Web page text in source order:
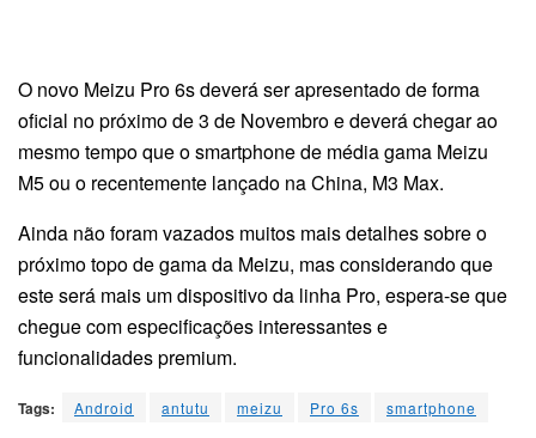
O novo Meizu Pro 6s deverá ser apresentado de forma
oficial no próximo de 3 de Novembro e deverá chegar ao
mesmo tempo que o smartphone de média gama Meizu
M5 ou o recentemente lançado na China, M3 Max.
Ainda não foram vazados muitos mais detalhes sobre o
próximo topo de gama da Meizu, mas considerando que
este será mais um dispositivo da linha Pro, espera-se que
chegue com especificações interessantes e
funcionalidades premium.
Tags: Android antutu meizu Pro 6s smartphone